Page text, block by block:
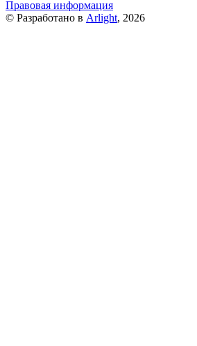
Правовая информация
© Разработано в Arlight, 2026